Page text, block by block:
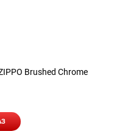
Brushed Chrome